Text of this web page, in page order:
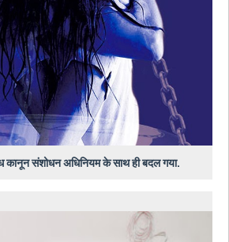
कानून संशोधन अधिनियम के साथ ही बदल गया.